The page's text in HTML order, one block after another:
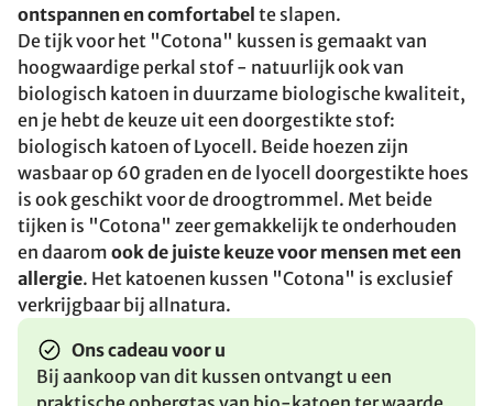
ontspannen en comfortabel te slapen.
De tijk voor het "Cotona" kussen is gemaakt van
hoogwaardige perkal stof - natuurlijk ook van
biologisch katoen in duurzame biologische kwaliteit,
en je hebt de keuze uit een doorgestikte stof:
biologisch katoen of Lyocell. Beide hoezen zijn
wasbaar op 60 graden en de lyocell doorgestikte hoes
is ook geschikt voor de droogtrommel. Met beide
tijken is "Cotona" zeer gemakkelijk te onderhouden
en daarom ook de juiste keuze voor mensen met een
allergie. Het katoenen kussen "Cotona" is exclusief
verkrijgbaar bij allnatura.
Ons cadeau voor u
Bij aankoop van dit kussen ontvangt u een